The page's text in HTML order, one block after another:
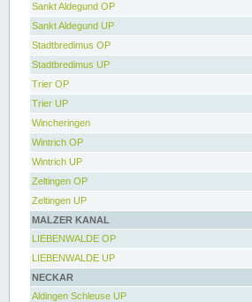
Sankt Aldegund OP
Sankt Aldegund UP
Stadtbredimus OP
Stadtbredimus UP
Trier OP
Trier UP
Wincheringen
Wintrich OP
Wintrich UP
Zeltingen OP
Zeltingen UP
MALZER KANAL
LIEBENWALDE OP
LIEBENWALDE UP
NECKAR
Aldingen Schleuse UP